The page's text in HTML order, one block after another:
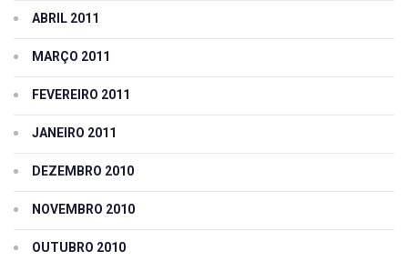
ABRIL 2011
MARÇO 2011
FEVEREIRO 2011
JANEIRO 2011
DEZEMBRO 2010
NOVEMBRO 2010
OUTUBRO 2010